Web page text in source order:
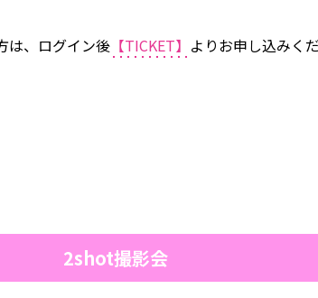
は、ログイン後 【TICKET】 よりお申し込みく
2shot撮影会